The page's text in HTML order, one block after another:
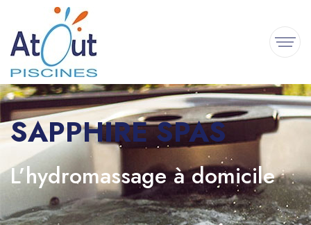
SAPPHIRE SPAS
L’hydromassage à domicile